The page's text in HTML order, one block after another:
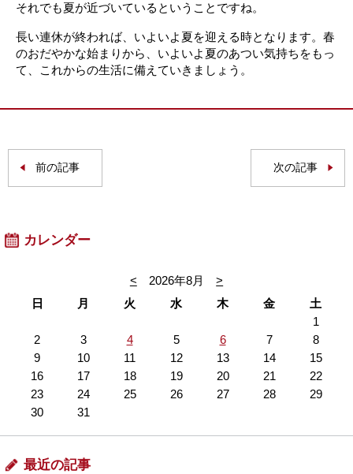
それでも夏が近づいているということですね。
長い連休が終われば、いよいよ夏を迎える時となります。春
のおだやかな始まりから、いよいよ夏のあつい気持ちをもっ
て、これからの生活に備えていきましょう。
前の記事 次の記事
カレンダー
< 2026年8月
>
日
月 火 水 木 金
土
1
2
3 4 5 6 7
8
9
10 11 12 13 14
15
16
17 18 19 20 21
22
23
24 25 26 27 28
29
30
31
最近の記事